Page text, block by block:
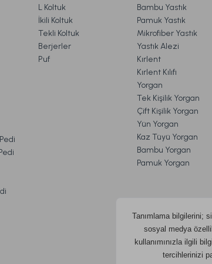
Gönder
İADE İŞLEMLERİ
Esse Runner Beyaz
299,00 TL
Esse Runner Pudra
299,00 TL
L Koltuk
İkili Koltuk
Tekli Koltuk
Berjerler
Puf
Bambu Yastık
Pamuk Yastık
Mikrofiber Yastık
Yastık Alezi
Kırlent
Kırlent Kılıfı
Yorgan
Tek Kişilik Yorgan
Çift Kişilik Yorgan
Yün Yorgan
Kaz Tüyü Yorgan
Bambu Yorgan
Pamuk Yorgan